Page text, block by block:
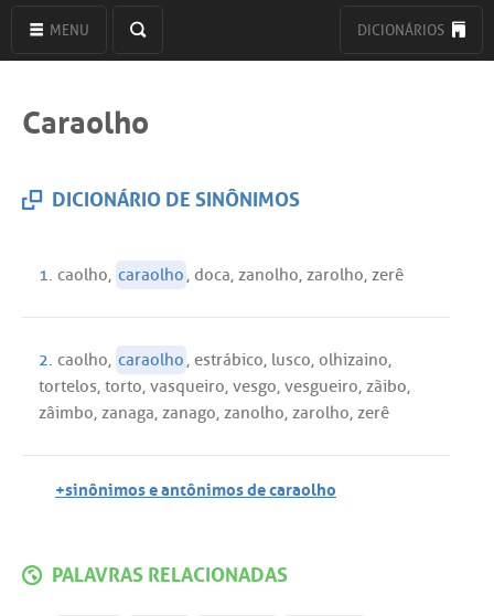
MENU DICIONÁRIOS
Caraolho
DICIONÁRIO DE SINÔNIMOS
1. caolho, caraolho, doca, zanolho, zarolho, zerê
2. caolho, caraolho, estrábico, lusco, olhizaino,
tortelos, torto, vasqueiro, vesgo, vesgueiro, zãibo,
zâimbo, zanaga, zanago, zanolho, zarolho, zerê
+sinônimos e antônimos de caraolho
PALAVRAS RELACIONADAS